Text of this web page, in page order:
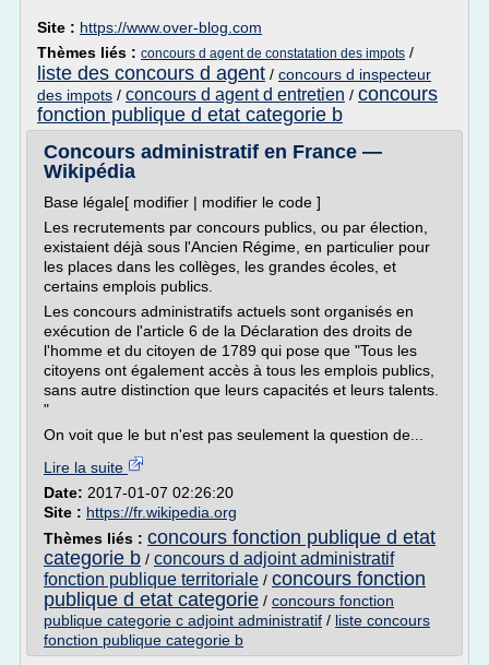
Site : https://www.over-blog.com
Thèmes liés : concours d agent de constatation des impots /
liste des concours d agent / concours d inspecteur
des impots / concours d agent d entretien / concours
fonction publique d etat categorie b
Concours administratif en France —
Wikipédia
Base légale[ modifier | modifier le code ]
Les recrutements par concours publics, ou par élection,
existaient déjà sous l'Ancien Régime, en particulier pour
les places dans les collèges, les grandes écoles, et
certains emplois publics.
Les concours administratifs actuels sont organisés en
exécution de l'article 6 de la Déclaration des droits de
l'homme et du citoyen de 1789 qui pose que "Tous les
citoyens ont également accès à tous les emplois publics,
sans autre distinction que leurs capacités et leurs talents.
"
On voit que le but n'est pas seulement la question de...
Lire la suite
Date: 2017-01-07 02:26:20
Site : https://fr.wikipedia.org
Thèmes liés : concours fonction publique d etat
categorie b / concours d adjoint administratif
fonction publique territoriale / concours fonction
publique d etat categorie / concours fonction
publique categorie c adjoint administratif / liste concours
fonction publique categorie b